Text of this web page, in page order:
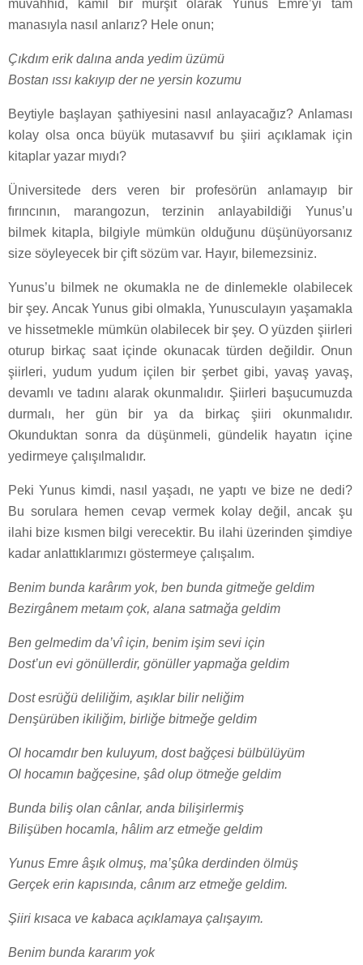
muvahhid, kâmil bir mürşit olarak Yunus Emre’yi tam
manasıyla nasıl anlarız? Hele onun;
Çıkdım erik dalına anda yedim üzümü
Bostan ıssı kakıyıp der ne yersin kozumu
Beytiyle başlayan şathiyesini nasıl anlayacağız? Anlaması
kolay olsa onca büyük mutasavvıf bu şiiri açıklamak için
kitaplar yazar mıydı?
Üniversitede ders veren bir profesörün anlamayıp bir
fırıncının, marangozun, terzinin anlayabildiği Yunus’u
bilmek kitapla, bilgiyle mümkün olduğunu düşünüyorsanız
size söyleyecek bir çift sözüm var. Hayır, bilemezsiniz.
Yunus’u bilmek ne okumakla ne de dinlemekle olabilecek
bir şey. Ancak Yunus gibi olmakla, Yunusculayın yaşamakla
ve hissetmekle mümkün olabilecek bir şey. O yüzden şiirleri
oturup birkaç saat içinde okunacak türden değildir. Onun
şiirleri, yudum yudum içilen bir şerbet gibi, yavaş yavaş,
devamlı ve tadını alarak okunmalıdır. Şiirleri başucumuzda
durmalı, her gün bir ya da birkaç şiiri okunmalıdır.
Okunduktan sonra da düşünmeli, gündelik hayatın içine
yedirmeye çalışılmalıdır.
Peki Yunus kimdi, nasıl yaşadı, ne yaptı ve bize ne dedi?
Bu sorulara hemen cevap vermek kolay değil, ancak şu
ilahi bize kısmen bilgi verecektir. Bu ilahi üzerinden şimdiye
kadar anlattıklarımızı göstermeye çalışalım.
Benim bunda karârım yok, ben bunda gitmeğe geldim
Bezirgânem metaım çok, alana satmağa geldim
Ben gelmedim da’vî için, benim işim sevi için
Dost’un evi gönüllerdir, gönüller yapmağa geldim
Dost esrüğü deliliğim, aşıklar bilir neliğim
Denşürüben ikiliğim, birliğe bitmeğe geldim
Ol hocamdır ben kuluyum, dost bağçesi bülbülüyüm
Ol hocamın bağçesine, şâd olup ötmeğe geldim
Bunda biliş olan cânlar, anda bilişirlermiş
Bilişüben hocamla, hâlim arz etmeğe geldim
Yunus Emre âşık olmuş, ma’şûka derdinden ölmüş
Gerçek erin kapısında, cânım arz etmeğe geldim.
Şiiri kısaca ve kabaca açıklamaya çalışayım.
Benim bunda kararım yok